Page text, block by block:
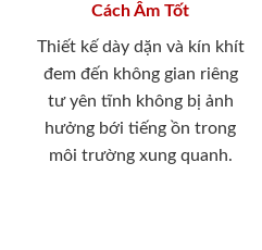
Cách Âm Tốt
Thiết kế dày dặn và kín khít
đem đến không gian riêng
tư yên tĩnh không bị ảnh
hưởng bới tiếng ồn trong
môi trường xung quanh.